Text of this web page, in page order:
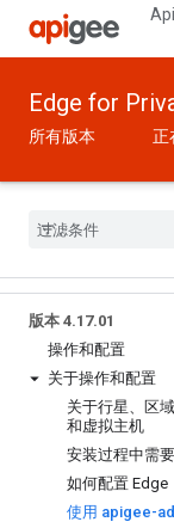
Edge for
所有版本 正
版本 4.17.01
操作和配置
关于操作和配置
关于行星、区
和虚拟主机
安装过程中需
如何配置 Edge
使用 apigee-